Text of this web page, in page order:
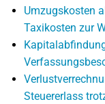
Umzugskosten
Taxikosten zur
Steuererlass